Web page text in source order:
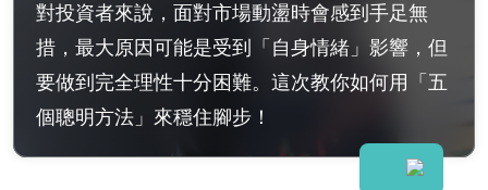
對投資者來說，面對市場動盪時會感到手足無
措，最大原因可能是受到「自身情緒」影響，但
要做到完全理性十分困難。這次教你如何用「五
個聰明方法」來穩住腳步！